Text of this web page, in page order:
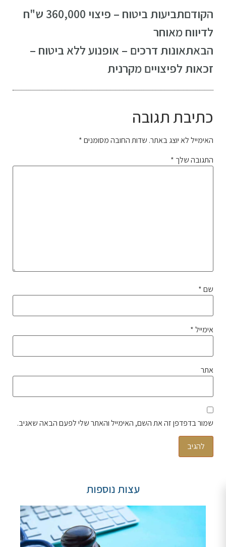
הקודם
תביעות ביטוח – פיצוי 360,000 ש"ח
לדיווח מאוחר
הבאתאונות דרכים – אופנוע ללא ביטוח –
זכאות לפיצויים מקרנית
כתיבת תגובה
האימייל לא יוצג באתר. שדות החובה מסומנים*
התגובה שלך *
שם*
אימייל*
אתר
שמור בדפדפן זה את השם, האימייל והאתר שלי לפעם הבאה שאגיב.
עצות נוספות